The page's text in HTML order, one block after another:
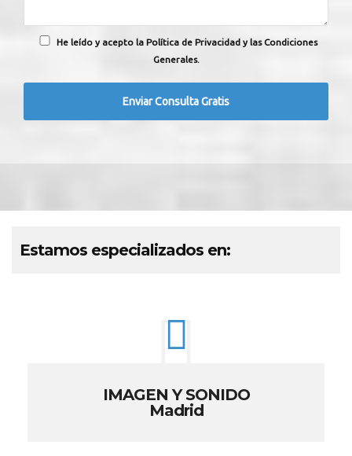
He leído y acepto la Política de Privacidad y las Condiciones
Generales.
Estamos especializados en:
IMAGEN Y SONIDO
Madrid